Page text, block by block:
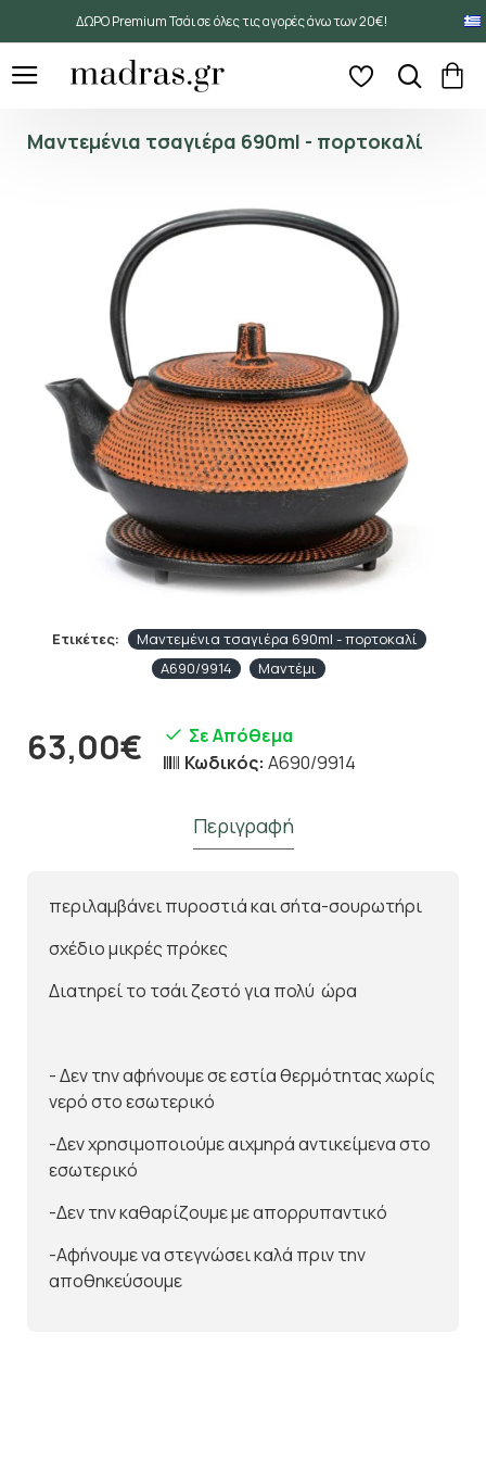
ΔΩΡΟ Premium Τσάι σε όλες τις αγορές άνω των 20€!
Μαντεμένια τσαγιέρα 690ml - πορτοκαλί
Ετικέτες:
Μαντεμένια τσαγιέρα 690ml - πορτοκαλί
A690/9914
Μαντέμι
63,00€
Σε Απόθεμα
Κωδικός: A690/9914
Περιγραφή
περιλαμβάνει πυροστιά και σήτα-σουρωτήρι
σχέδιο μικρές πρόκες
Διατηρεί το τσάι ζεστό για πολύ ώρα
- Δεν την αφήνουμε σε εστία θερμότητας χωρίς
νερό στο εσωτερικό
-Δεν χρησιμοποιούμε αιχμηρά αντικείμενα στο
εσωτερικό
-Δεν την καθαρίζουμε με απορρυπαντικό
-Αφήνουμε να στεγνώσει καλά πριν την
αποθηκεύσουμε